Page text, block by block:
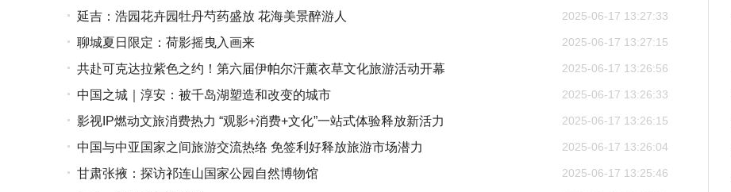
2025-06-17 13:27:33
延吉：浩园花卉园牡丹芍药盛放 花海美景醉游人
2025-06-17 13:27:15
聊城夏日限定：荷影摇曳入画来
2025-06-17 13:26:56
共赴可克达拉紫色之约！第六届伊帕尔汗薰衣草文化旅游活动开幕
2025-06-17 13:26:33
中国之城｜淳安：被千岛湖塑造和改变的城市
2025-06-17 13:26:15
影视IP燃动文旅消费热力 “观影+消费+文化”一站式体验释放新活力
2025-06-17 13:26:04
中国与中亚国家之间旅游交流热络 免签利好释放旅游市场潜力
2025-06-17 13:25:46
甘肃张掖：探访祁连山国家公园自然博物馆